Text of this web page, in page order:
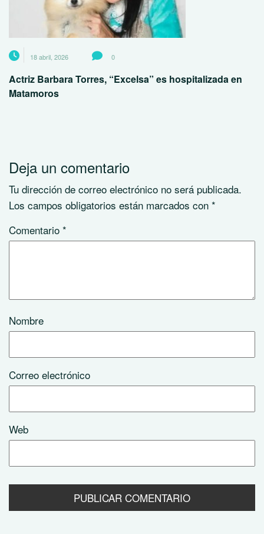
18 abril, 2026 0
Actriz Barbara Torres, “Excelsa” es hospitalizada en
Matamoros
Deja un comentario
Tu dirección de correo electrónico no será publicada.
Los campos obligatorios están marcados con *
Comentario *
Nombre
Correo electrónico
Web